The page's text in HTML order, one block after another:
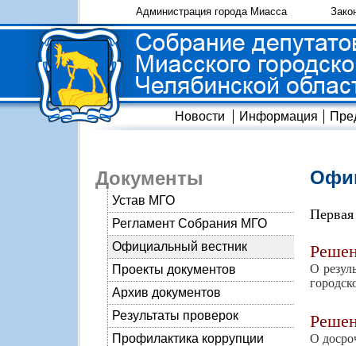
Администрация города Миасса
Новости Информация
Документы
Устав МГО
Регламент Собрания МГО
Официальный вестник
Проекты документов
Архив документов
Результаты проверок
Профилактика коррупции
О
О